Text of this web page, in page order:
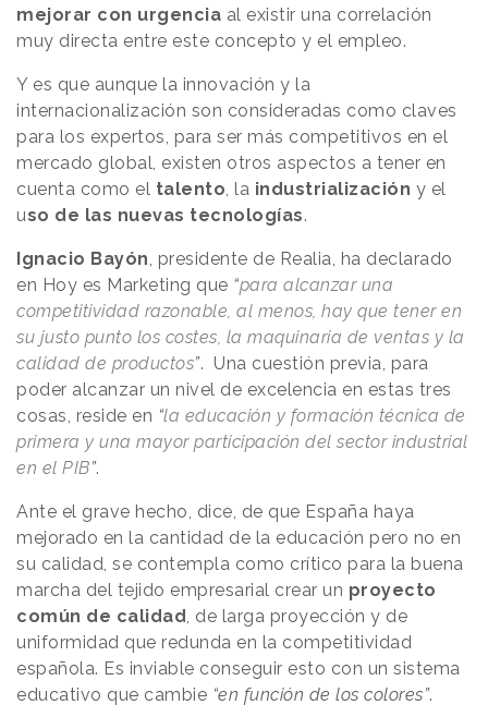
mejorar con urgencia al existir una correlación
muy directa entre este concepto y el empleo.
Y es que aunque la innovación y la
internacionalización son consideradas como claves
para los expertos, para ser más competitivos en el
mercado global, existen otros aspectos a tener en
cuenta como el talento , la industrialización y el
uso de las nuevas tecnologías.
Ignacio Bayón , presidente de Realia, ha declarado
en Hoy es Marketing que “para alcanzar una
competitividad razonable, al menos, hay que tener en
su justo punto los costes, la maquinaria de ventas y la
calidad de productos”. Una cuestión previa, para
poder alcanzar un nivel de excelencia en estas tres
cosas, reside en “la educación y formación técnica de
primera y una mayor participación del sector industrial
en el PIB”.
Ante el grave hecho, dice, de que España haya
mejorado en la cantidad de la educación pero no en
su calidad, se contempla como crítico para la buena
marcha del tejido empresarial crear un proyecto
común de calidad , de larga proyección y de
uniformidad que redunda en la competitividad
española. Es inviable conseguir esto con un sistema
educativo que cambie “en función de los colores”.